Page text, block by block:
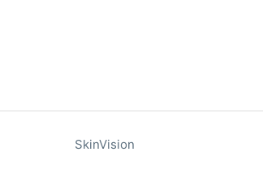
SkinVision